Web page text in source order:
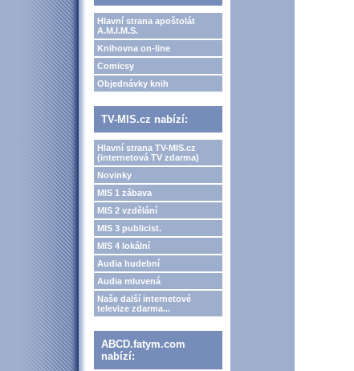
Hlavní strana apoštolát
A.M.I.M.S.
Knihovna on-line
Comicsy
Objednávky knih
TV-MIS.cz nabízí:
Hlavní strana TV-MIS.cz
(internetová TV zdarma)
Novinky
MIS 1 zábava
MIS 2 vzdělání
MIS 3 publicist.
MIS 4 lokální
Audia hudební
Audia mluvená
Naše další internetové
televize zdarma...
ABCD.fatym.com
nabízí: